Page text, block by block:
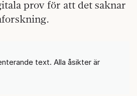
prov för att det saknar
text. Alla åsikter är